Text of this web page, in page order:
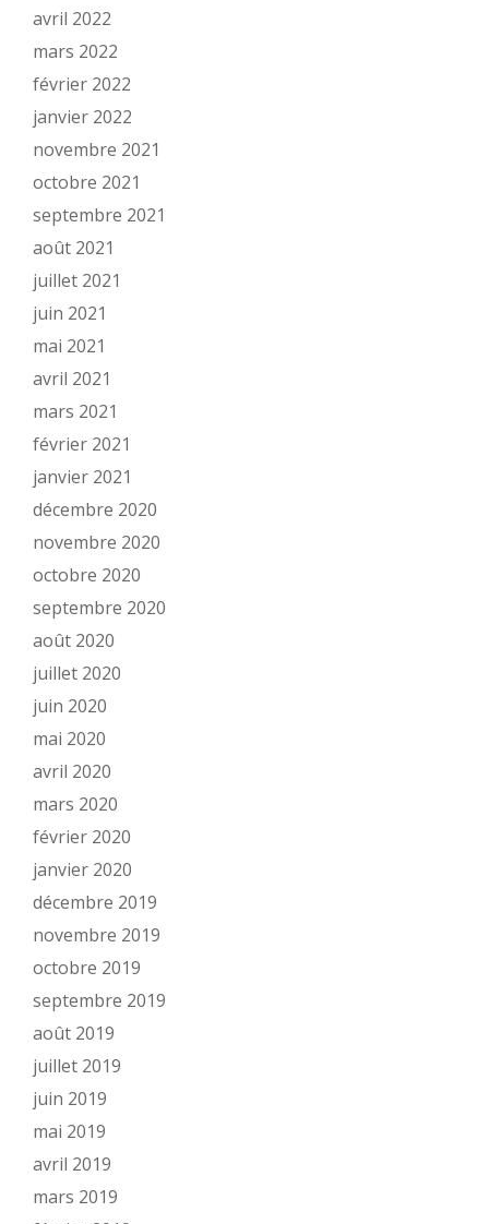
avril 2022
mars 2022
février 2022
janvier 2022
novembre 2021
octobre 2021
septembre 2021
août 2021
juillet 2021
juin 2021
mai 2021
avril 2021
mars 2021
février 2021
janvier 2021
décembre 2020
novembre 2020
octobre 2020
septembre 2020
août 2020
juillet 2020
juin 2020
mai 2020
avril 2020
mars 2020
février 2020
janvier 2020
décembre 2019
novembre 2019
octobre 2019
septembre 2019
août 2019
juillet 2019
juin 2019
mai 2019
avril 2019
mars 2019